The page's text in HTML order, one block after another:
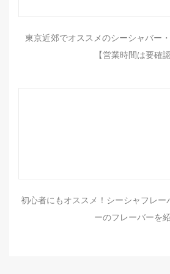
東京近郊でオススメのシーシャバー
【営業時間は要確認
初心者にもオススメ！シーシャフレー
ーのフレーバーを